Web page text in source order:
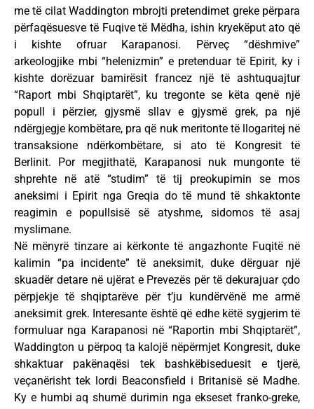
me të cilat Waddington mbrojti pretendimet greke përpara
përfaqësuesve të Fuqive të Mëdha, ishin kryekëput ato që
i kishte ofruar Karapanosi. Përveç “dëshmive”
arkeologjike mbi “helenizmin” e pretenduar të Epirit, ky i
kishte dorëzuar bamirësit francez një të ashtuquajtur
“Raport mbi Shqiptarët”, ku tregonte se këta qenë një
popull i përzier, gjysmë sllav e gjysmë grek, pa një
ndërgjegje kombëtare, pra që nuk meritonte të llogaritej në
transaksione ndërkombëtare, si ato të Kongresit të
Berlinit. Por megjithatë, Karapanosi nuk mungonte të
shprehte në atë “studim” të tij preokupimin se mos
aneksimi i Epirit nga Greqia do të mund të shkaktonte
reagimin e popullsisë së atyshme, sidomos të asaj
myslimane.
Në mënyrë tinzare ai kërkonte të angazhonte Fuqitë në
kalimin “pa incidente” të aneksimit, duke dërguar një
skuadër detare në ujërat e Prevezës për të dekurajuar çdo
përpjekje të shqiptarëve për t’ju kundërvënë me armë
aneksimit grek. Interesante është që edhe këtë sygjerim të
formuluar nga Karapanosi në “Raportin mbi Shqiptarët”,
Waddington u përpoq ta kalojë nëpërmjet Kongresit, duke
shkaktuar pakënaqësi tek bashkëbiseduesit e tjerë,
veçanërisht tek lordi Beaconsfield i Britanisë së Madhe.
Ky e humbi aq shumë durimin nga ekseset franko-greke,